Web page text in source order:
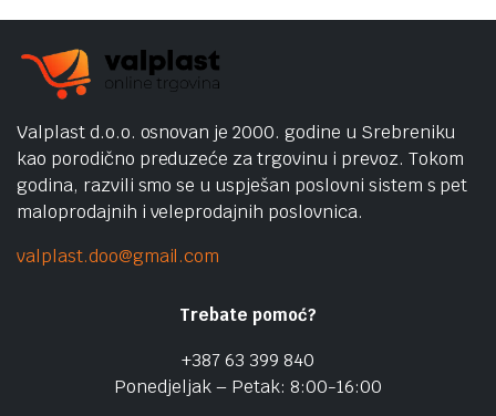
Valplast d.o.o. osnovan je 2000. godine u Srebreniku
kao porodično preduzeće za trgovinu i prevoz. Tokom
godina, razvili smo se u uspješan poslovni sistem s pet
maloprodajnih i veleprodajnih poslovnica.
valplast.doo@gmail.com
Trebate pomoć?
+387 63 399 840
Ponedjeljak – Petak: 8:00-16:00